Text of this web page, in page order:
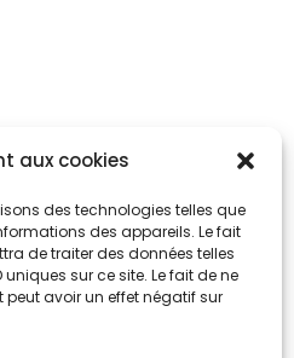
aux cookies
des technologies telles que
des appareils. Le fait
de traiter des données telles
sur ce site. Le fait de ne
avoir un effet négatif sur